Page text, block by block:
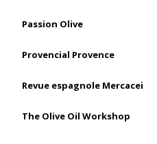
Passion Olive
Provencial Provence
Revue espagnole Mercacei
The Olive Oil Workshop